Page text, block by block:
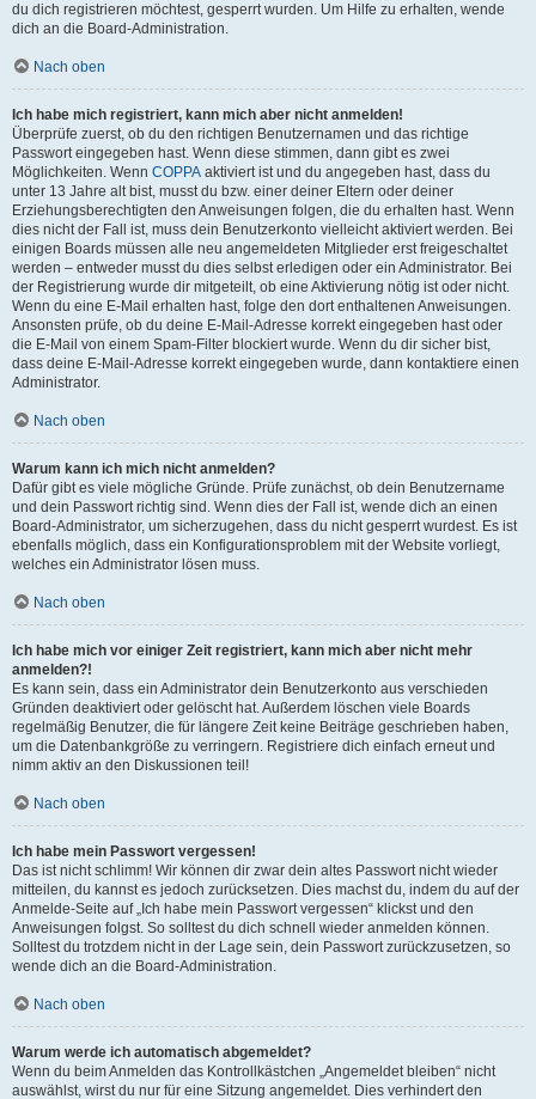
du dich registrieren möchtest, gesperrt wurden. Um Hilfe zu erhalten, wende
dich an die Board-Administration.
Nach oben
Ich habe mich registriert, kann mich aber nicht anmelden!
Überprüfe zuerst, ob du den richtigen Benutzernamen und das richtige
Passwort eingegeben hast. Wenn diese stimmen, dann gibt es zwei
Möglichkeiten. Wenn COPPA aktiviert ist und du angegeben hast, dass du
unter 13 Jahre alt bist, musst du bzw. einer deiner Eltern oder deiner
Erziehungsberechtigten den Anweisungen folgen, die du erhalten hast. Wenn
dies nicht der Fall ist, muss dein Benutzerkonto vielleicht aktiviert werden. Bei
einigen Boards müssen alle neu angemeldeten Mitglieder erst freigeschaltet
werden – entweder musst du dies selbst erledigen oder ein Administrator. Bei
der Registrierung wurde dir mitgeteilt, ob eine Aktivierung nötig ist oder nicht.
Wenn du eine E-Mail erhalten hast, folge den dort enthaltenen Anweisungen.
Ansonsten prüfe, ob du deine E-Mail-Adresse korrekt eingegeben hast oder
die E-Mail von einem Spam-Filter blockiert wurde. Wenn du dir sicher bist,
dass deine E-Mail-Adresse korrekt eingegeben wurde, dann kontaktiere einen
Administrator.
Nach oben
Warum kann ich mich nicht anmelden?
Dafür gibt es viele mögliche Gründe. Prüfe zunächst, ob dein Benutzername
und dein Passwort richtig sind. Wenn dies der Fall ist, wende dich an einen
Board-Administrator, um sicherzugehen, dass du nicht gesperrt wurdest. Es ist
ebenfalls möglich, dass ein Konfigurationsproblem mit der Website vorliegt,
welches ein Administrator lösen muss.
Nach oben
Ich habe mich vor einiger Zeit registriert, kann mich aber nicht mehr
anmelden?!
Es kann sein, dass ein Administrator dein Benutzerkonto aus verschieden
Gründen deaktiviert oder gelöscht hat. Außerdem löschen viele Boards
regelmäßig Benutzer, die für längere Zeit keine Beiträge geschrieben haben,
um die Datenbankgröße zu verringern. Registriere dich einfach erneut und
nimm aktiv an den Diskussionen teil!
Nach oben
Ich habe mein Passwort vergessen!
Das ist nicht schlimm! Wir können dir zwar dein altes Passwort nicht wieder
mitteilen, du kannst es jedoch zurücksetzen. Dies machst du, indem du auf der
Anmelde-Seite auf „Ich habe mein Passwort vergessen“ klickst und den
Anweisungen folgst. So solltest du dich schnell wieder anmelden können.
Solltest du trotzdem nicht in der Lage sein, dein Passwort zurückzusetzen, so
wende dich an die Board-Administration.
Nach oben
Warum werde ich automatisch abgemeldet?
Wenn du beim Anmelden das Kontrollkästchen „Angemeldet bleiben“ nicht
auswählst, wirst du nur für eine Sitzung angemeldet. Dies verhindert den